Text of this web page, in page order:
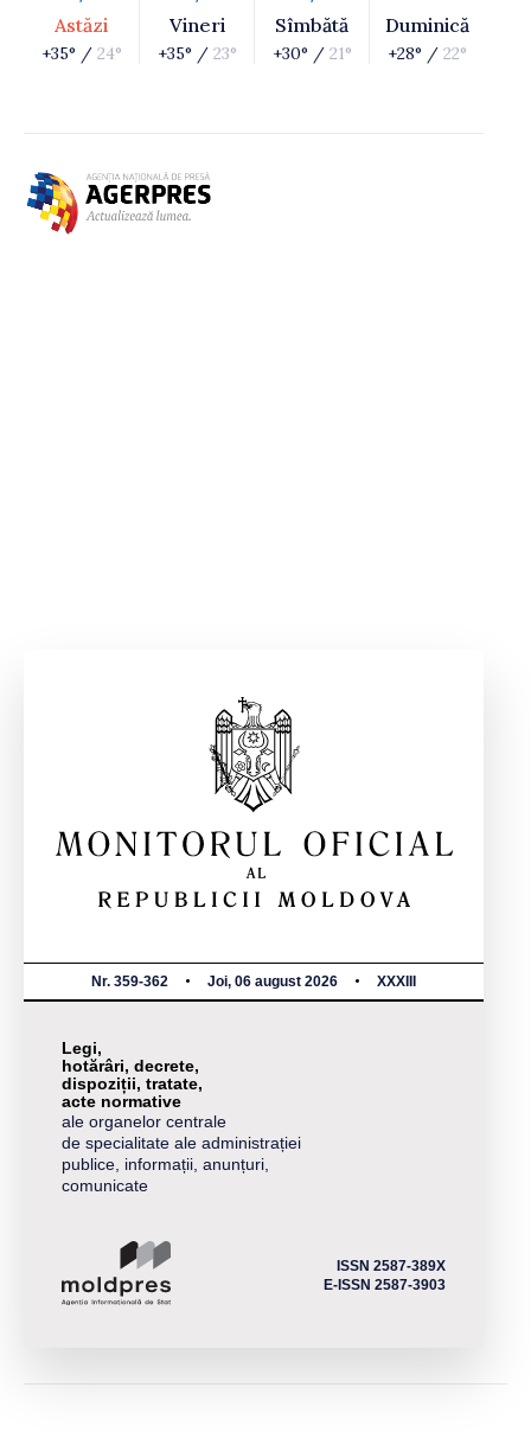
Astăzi
+35° / 24°
Vineri
+35° / 23°
Sîmbătă
+30° / 21°
Duminică
+28° / 22°
Nr. 359-362 Joi, 06 august 2026 XXXIII
Legi,
hotărâri, decrete,
dispoziții, tratate,
acte normative
ale organelor centrale
de specialitate ale administrației
publice, informații, anunțuri,
comunicate
ISSN 2587-389X
E-ISSN 2587-3903